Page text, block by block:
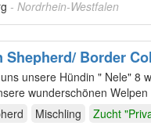
- Nordrhein-Westfalen
Shepherd/ Border
unsere Hündin " Nele" 8
3 Rüden. Unsere
Mischling Zucht